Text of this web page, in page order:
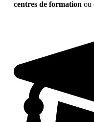
centres de formation ou